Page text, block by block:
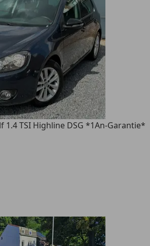
1.4 TSI Highline DSG *1An-Garantie*